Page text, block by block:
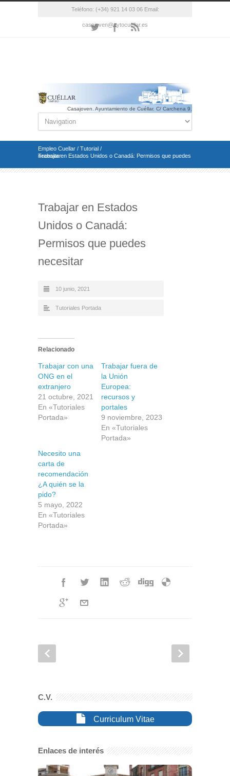
Teléfono: (+34) 921 14 03 06 Email:
casajoven@aytocuellar.es
Casajoven. Ayuntamiento de Cuéllar. C/ Carchena 9.
Empleo Cuellar / Tutorial /
Trabajar en Estados Unidos o Canadá: Permisos que puedes necesitar
Trabajar en Estados
Unidos o Canadá:
Permisos que puedes
necesitar
10 junio, 2021
Tutoriales Portada
Relacionado
Trabajar con una
ONG en el
extranjero
21 octubre, 2021
En «Tutoriales
Portada»
Trabajar fuera de
la Unión
Europea:
recursos y
portales
9 noviembre, 2023
En «Tutoriales
Portada»
Necesito una
carta de
recomendación
¿A quién se la
pido?
5 mayo, 2022
En «Tutoriales
Portada»
C.V.
Curriculum Vitae
Enlaces de interés